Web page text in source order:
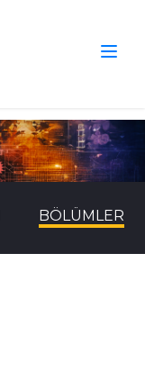
BÖLÜMLER